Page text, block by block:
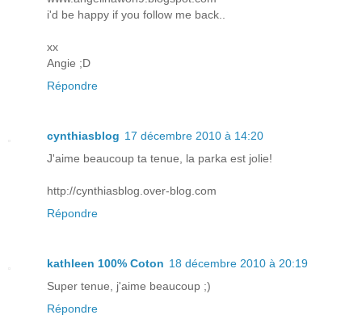
i'd be happy if you follow me back..
xx
Angie ;D
Répondre
cynthiasblog 17 décembre 2010 à 14:20
J'aime beaucoup ta tenue, la parka est jolie!
http://cynthiasblog.over-blog.com
Répondre
kathleen 100% Coton 18 décembre 2010 à 20:19
Super tenue, j'aime beaucoup ;)
Répondre